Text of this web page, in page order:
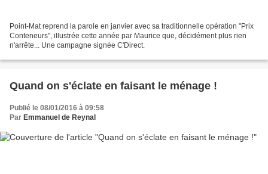
Point-Mat reprend la parole en janvier avec sa traditionnelle opération "Prix
Conteneurs", illustrée cette année par Maurice que, décidément plus rien
n'arrête... Une campagne signée C'Direct.
Quand on s'éclate en faisant le ménage !
Publié le 08/01/2016 à 09:58
Par Emmanuel de Reynal